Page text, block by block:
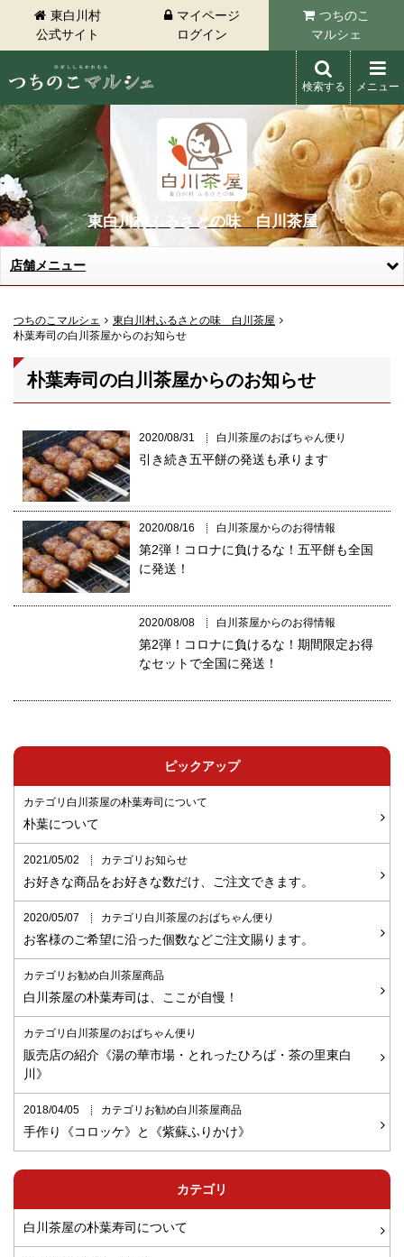
東白川村
公式サイト
マイページ
ログイン
つちのこ
マルシェ
東白川村 つちのこマルシェ
検索する メニュー
東白川村ふるさとの味 白川茶屋
店舗メニュー
つちのこマルシェ
東白川村ふるさとの味 白川茶屋
朴葉寿司の白川茶屋からのお知らせ
朴葉寿司の白川茶屋からのお知らせ
2020/08/31 白川茶屋のおばちゃん便り
引き続き五平餅の発送も承ります
2020/08/16 白川茶屋からのお得情報
第2弾！コロナに負けるな！五平餅も全国
に発送！
2020/08/08 白川茶屋からのお得情報
第2弾！コロナに負けるな！期間限定お得
なセットで全国に発送！
ピックアップ
カテゴリ白川茶屋の朴葉寿司について
朴葉について
2021/05/02 カテゴリお知らせ
お好きな商品をお好きな数だけ、ご注文できます。
2020/05/07 カテゴリ白川茶屋のおばちゃん便り
お客様のご希望に沿った個数などご注文賜ります。
カテゴリお勧め白川茶屋商品
白川茶屋の朴葉寿司は、ここが自慢！
カテゴリ白川茶屋のおばちゃん便り
販売店の紹介《湯の華市場・とれったひろば・茶の里東白
川》
2018/04/05 カテゴリお勧め白川茶屋商品
手作り《コロッケ》と《紫蘇ふりかけ》
カテゴリ
白川茶屋の朴葉寿司について